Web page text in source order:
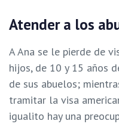
Atender a los
A Ana se le pierde de
hijos, de 10 y 15 años
de sus abuelos;
tramitar la visa
igualito hay una